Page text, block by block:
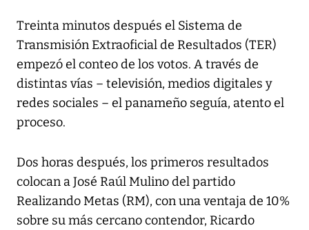
Treinta minutos después el Sistema de
Transmisión Extraoficial de Resultados (TER)
empezó el conteo de los votos. A través de
distintas vías – televisión, medios digitales y
redes sociales – el panameño seguía, atento el
proceso.
Dos horas después, los primeros resultados
colocan a José Raúl Mulino del partido
Realizando Metas (RM), con una ventaja de 10%
sobre su más cercano contendor, Ricardo